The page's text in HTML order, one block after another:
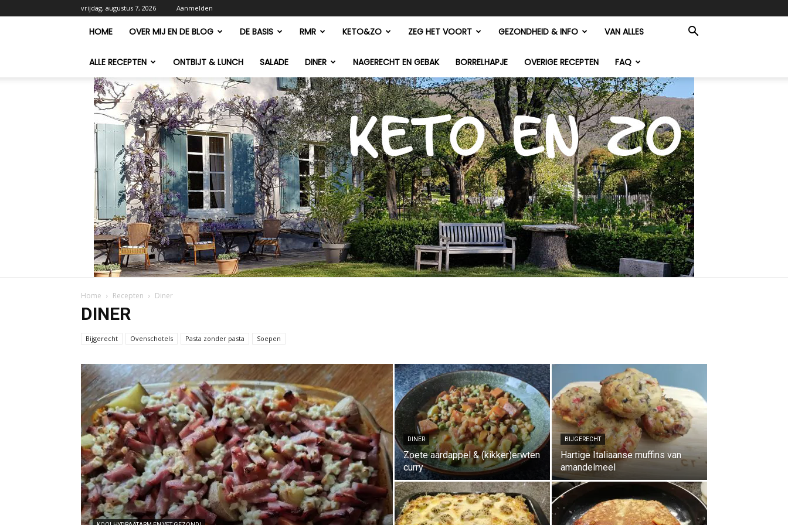
vrijdag, augustus 7, 2026 Aanmelden
HOME OVER MIJ EN DE BLOG DE BASIS RMR KETO&ZO ZEG HET VOORT GEZONDHEID & INFO VAN ALLES
ALLE RECEPTEN ONTBIJT & LUNCH SALADE DINER NAGERECHT EN GEBAK BORRELHAPJE OVERIGE RECEPTEN FAQ
en
zo
Home Recepten Diner
DINER
Bijgerecht Ovenschotels Pasta zonder pasta Soepen
DINER
Zoete aardappel & (kikker)erwten
curry
BIJGERECHT
Hartige Italiaanse muffins van
amandelmeel